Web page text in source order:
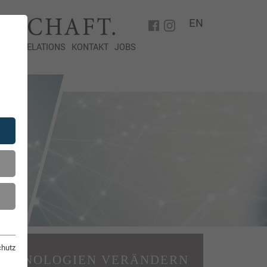
RELATIONS KONTAKT JOBS
EN
VERÄNDERN